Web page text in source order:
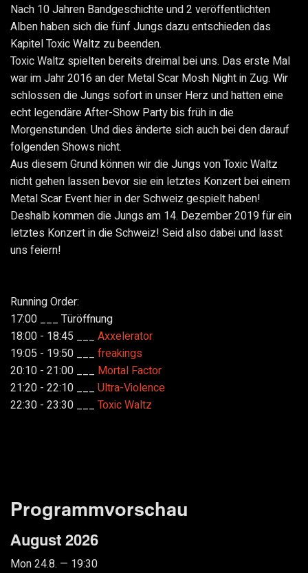
Nach 10 Jahren Bandgeschichte und 2 veröffentlichten
Alben haben sich die fünf Jungs dazu entschieden das
Kapitel Toxic Waltz zu beenden.
Toxic Waltz spielten bereits dreimal bei uns. Das erste Mal
war im Jahr 2016 an der Metal Scar Mosh Night in Zug. Wir
schlossen die Jungs sofort in unser Herz und hatten eine
echt legendäre After-Show Party bis früh in die
Morgenstunden. Und dies änderte sich auch bei den darauf
folgenden Shows nicht.
Aus diesem Grund können wir die Jungs von Toxic Waltz
nicht gehen lassen bevor sie ein letztes Konzert bei einem
Metal Scar Event hier in der Schweiz gespielt haben!
Deshalb kommen die Jungs am 14. Dezember 2019 für ein
letztes Konzert in die Schweiz! Seid also dabei und lasst
uns feiern!
Running Order:
17:00 ___ Türöffnung
18:00 - 18:45 ___ Axxelerator
19:05 - 19:50 ___ freakings
20:10 - 21:00 ___ Mortal Factor
21:20 - 22:10 ___ Ultra-Violence
22:30 - 23:30 ___ Toxic Waltz
Programmvorschau
August 2026
Mon 24.8. — 19:30